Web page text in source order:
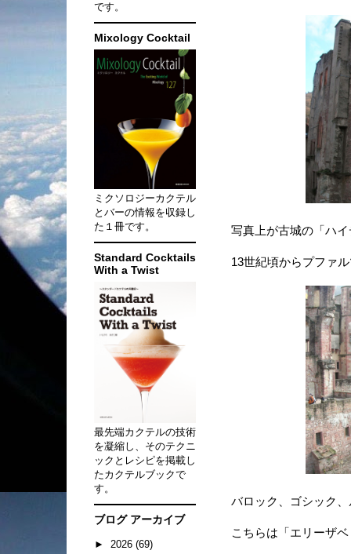
写真上が古城の「ハ
13世紀頃からプファ
バロック、ゴシック
こちらは「エリーザ
です。
Mixology Cocktail
ミクソロジーカクテル
とバーの情報を収録し
た１冊です。
Standard Cocktails
With a Twist
最先端カクテルの技術
を凝縮し、そのテクニ
ックとレシピを掲載し
たカクテルブックで
す。
ブログ アーカイブ
► 2026 (69)